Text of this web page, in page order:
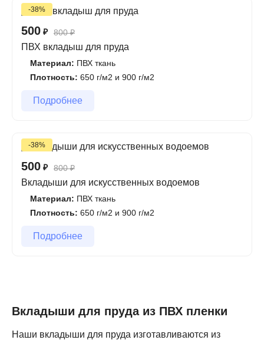
-38%
500 ₽ 800₽
ПВХ вкладыш для пруда
Материал: ПВХ ткань
Плотность: 650 г/м2 и 900 г/м2
Подробнее
-38%
500 ₽ 800₽
Вкладыши для искусственных водоемов
Материал: ПВХ ткань
Плотность: 650 г/м2 и 900 г/м2
Подробнее
Вкладыши для пруда из ПВХ пленки
Наши вкладыши для пруда изготавливаются из